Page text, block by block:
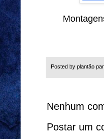
Posted by plantão
Nenhum
Postar um